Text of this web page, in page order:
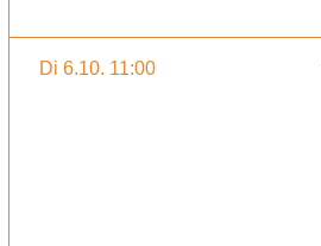
Di 6.10. 11:00